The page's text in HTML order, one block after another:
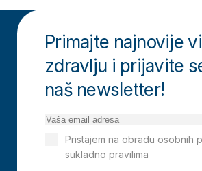
Primajte najnovije
zdravlju i prijavite
naš newsletter!
Pristajem na obradu osobnih
sukladno pravilima